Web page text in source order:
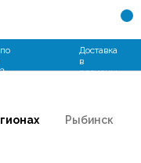
Доставка
в
регионы
Рыбинск